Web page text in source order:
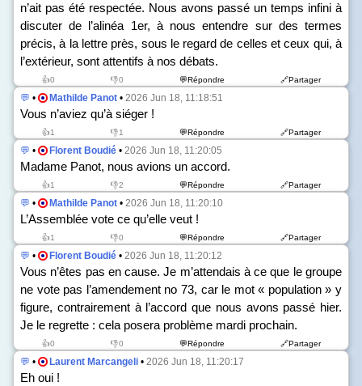
n’ait pas été respectée. Nous avons passé un temps infini à
discuter de l’alinéa 1er, à nous entendre sur des termes
précis, à la lettre près, sous le regard de celles et ceux qui, à
l’extérieur, sont attentifs à nos débats.
👍0 👎0 💬Répondre 🔗Partager
💬 • Mathilde Panot • 2026 Jun 18, 11:18:51
Vous n’aviez qu’à siéger !
👍1 👎1 💬Répondre 🔗Partager
💬 • Florent Boudié • 2026 Jun 18, 11:20:05
Madame Panot, nous avions un accord.
👍1 👎2 💬Répondre 🔗Partager
💬 • Mathilde Panot • 2026 Jun 18, 11:20:10
L’Assemblée vote ce qu’elle veut !
👍1 👎0 💬Répondre 🔗Partager
💬 • Florent Boudié • 2026 Jun 18, 11:20:12
Vous n’êtes pas en cause. Je m’attendais à ce que le groupe
ne vote pas l’amendement no 73, car le mot « population » y
figure, contrairement à l’accord que nous avons passé hier.
Je le regrette : cela posera problème mardi prochain.
👍0 👎0 💬Répondre 🔗Partager
💬 • Laurent Marcangeli • 2026 Jun 18, 11:20:17
Eh oui !